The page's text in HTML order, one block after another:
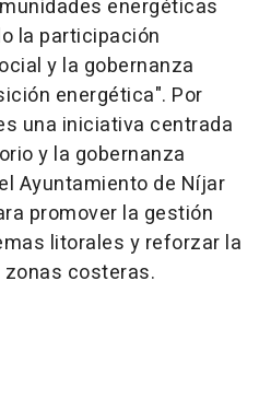
energéticas
la participación
y la gobernanza
energética". Por
una iniciativa centrada
y la gobernanza
Ayuntamiento de Níjar
promover la gestión
litorales y reforzar la
costeras.